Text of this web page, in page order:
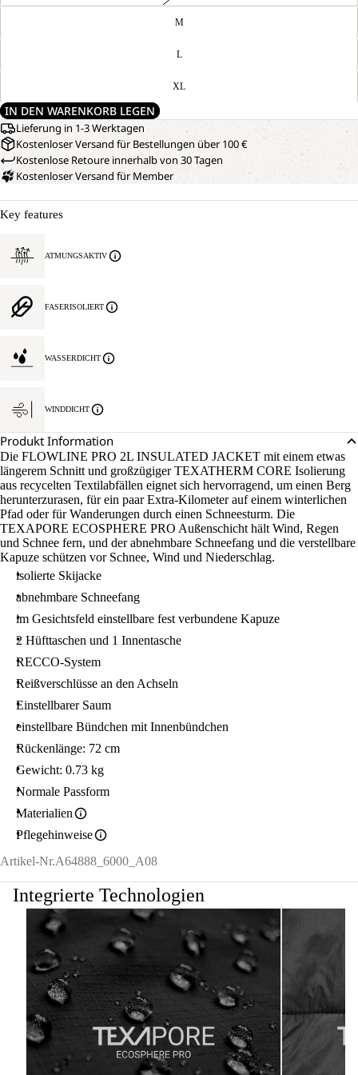
M
L
XL
IN DEN WARENKORB LEGEN
Lieferung in 1-3 Werktagen
Kostenloser Versand für Bestellungen über 100 €
Kostenlose Retoure innerhalb von 30 Tagen
Kostenloser Versand für Member
Key features
ATMUNGSAKTIV
FASERISOLIERT
WASSERDICHT
WINDDICHT
Produkt Information
Die FLOWLINE PRO 2L INSULATED JACKET mit einem etwas
längerem Schnitt und großzügiger TEXATHERM CORE Isolierung
aus recycelten Textilabfällen eignet sich hervorragend, um einen Berg
herunterzurasen, für ein paar Extra-Kilometer auf einem winterlichen
Pfad oder für Wanderungen durch einen Schneesturm. Die
TEXAPORE ECOSPHERE PRO Außenschicht hält Wind, Regen
und Schnee fern, und der abnehmbare Schneefang und die verstellbare
Kapuze schützen vor Schnee, Wind und Niederschlag.
isolierte Skijacke
abnehmbare Schneefang
im Gesichtsfeld einstellbare fest verbundene Kapuze
2 Hüfttaschen und 1 Innentasche
RECCO-System
Reißverschlüsse an den Achseln
Einstellbarer Saum
einstellbare Bündchen mit Innenbündchen
Rückenlänge: 72 cm
Gewicht: 0.73 kg
Normale Passform
Materialien
Pflegehinweise
Artikel-Nr.A64888_6000_A08
Integrierte Technologien